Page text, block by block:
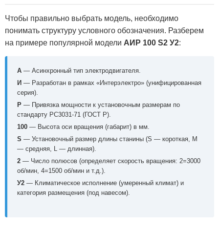
Чтобы правильно выбрать модель, необходимо
понимать структуру условного обозначения. Разберем
на примере популярной модели АИР 100 S2 У2:
А — Асинхронный тип электродвигателя.
И — Разработан в рамках «Интерэлектро» (унифицированная
серия).
Р — Привязка мощности к установочным размерам по
стандарту РС3031-71 (ГОСТ Р).
100 — Высота оси вращения (габарит) в мм.
S — Установочный размер длины станины (S — короткая, M
— средняя, L — длинная).
2 — Число полюсов (определяет скорость вращения: 2=3000
об/мин, 4=1500 об/мин и т.д.).
У2 — Климатическое исполнение (умеренный климат) и
категория размещения (под навесом).